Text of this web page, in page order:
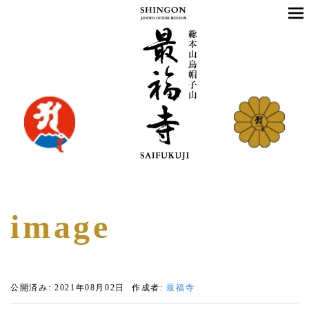
image
公開済み: 2021年08月02日 作成者:最福寺